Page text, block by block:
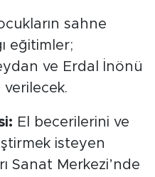
sahne
eğitimler;
ve Erdal İnönü
verilecek.
El becerilerini ve
isteyen
Sanat Merkezi’nde